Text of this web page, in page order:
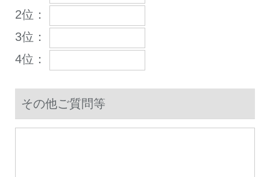
2位：
3位：
4位：
その他ご質問等